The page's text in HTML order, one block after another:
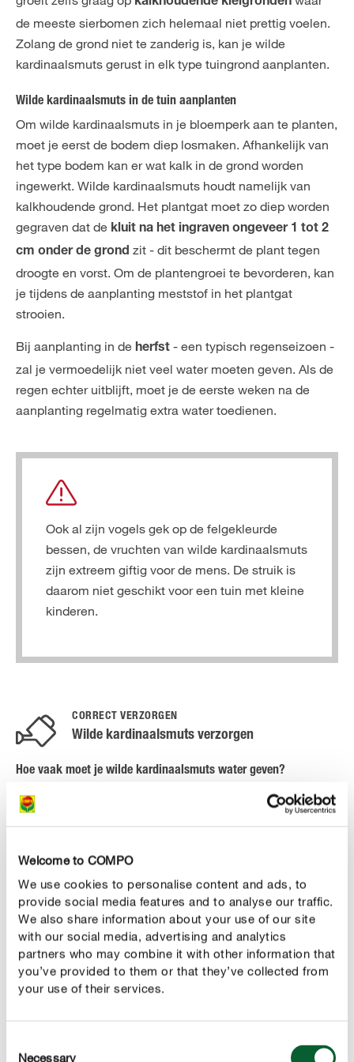
Welcome to COMPO
We use cookies to personalise content and ads, to
provide social media features and to analyse our traffic.
We also share information about your use of our site
with our social media, advertising and analytics
partners who may combine it with other information that
you’ve provided to them or that they’ve collected from
your use of their services.
Necessary
de meeste sierbomen zich helemaal niet prettig voelen.
Zolang de grond niet te zanderig is, kan je wilde
kardinaalsmuts gerust in elk type tuingrond aanplanten.
Wilde kardinaalsmuts in de tuin aanplanten
Om wilde kardinaalsmuts in je bloemperk aan te planten,
moet je eerst de bodem diep losmaken. Afhankelijk van
het type bodem kan er wat kalk in de grond worden
ingewerkt. Wilde kardinaalsmuts houdt namelijk van
kalkhoudende grond. Het plantgat moet zo diep worden
gegraven dat de kluit na het ingraven ongeveer 1 tot 2
cm onder de grond zit - dit beschermt de plant tegen
droogte en vorst. Om de plantengroei te bevorderen, kan
je tijdens de aanplanting meststof in het plantgat
strooien.
Bij aanplanting in de herfst - een typisch regenseizoen -
zal je vermoedelijk niet veel water moeten geven. Als de
regen echter uitblijft, moet je de eerste weken na de
aanplanting regelmatig extra water toedienen.
Ook al zijn vogels gek op de felgekleurde
bessen, de vruchten van wilde kardinaalsmuts
zijn extreem giftig voor de mens. De struik is
daarom niet geschikt voor een tuin met kleine
kinderen.
CORRECT VERZORGEN
Wilde kardinaalsmuts verzorgen
Hoe vaak moet je wilde kardinaalsmuts water geven?
Eenmaal de struik goed ingeworteld is, hoef je niet zo
vaak meer te begieten. De plant heeft echter brede
perfect is voor hellingen en hellende bedden
beveiligen. De platte, fijne wortels zijn echter niet ideaal
om de struik tijdens lange periodes van droogte te
voorzien van water. Inhete en droge zomers raden we
je dus aan om regelmatig de tuinslang te gebruiken
zodat de groei van je wilde kardinaalsmuts niet wordt
belemmerd.
Als je bij de aanplanting een startmeststof in het plantgat